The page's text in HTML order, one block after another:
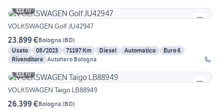
10
VOLKSWAGEN Golf JU42947
23.899 €Bologna (BO)
Usato
05/2023 71197 Km Diesel Automatico
Euro 6
Rivenditore Autohero Bologna
10
VOLKSWAGEN Taigo LB88949
26.399 €Bologna (BO)